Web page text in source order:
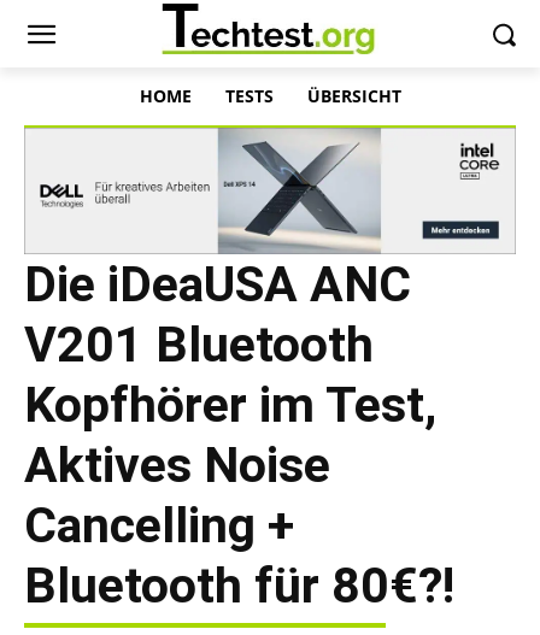
HOME TESTS ÜBERSICHT
Die iDeaUSA ANC
V201 Bluetooth
Kopfhörer im Test,
Aktives Noise
Cancelling +
Bluetooth für 80€?!